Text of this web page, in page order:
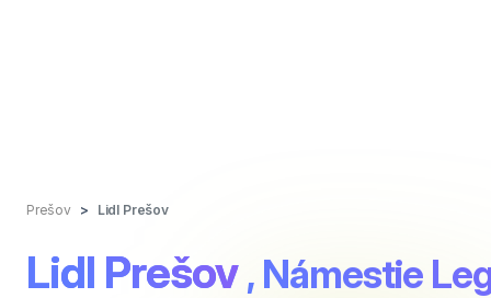
Prešov Lidl Prešov
Lidl Prešov , Námestie